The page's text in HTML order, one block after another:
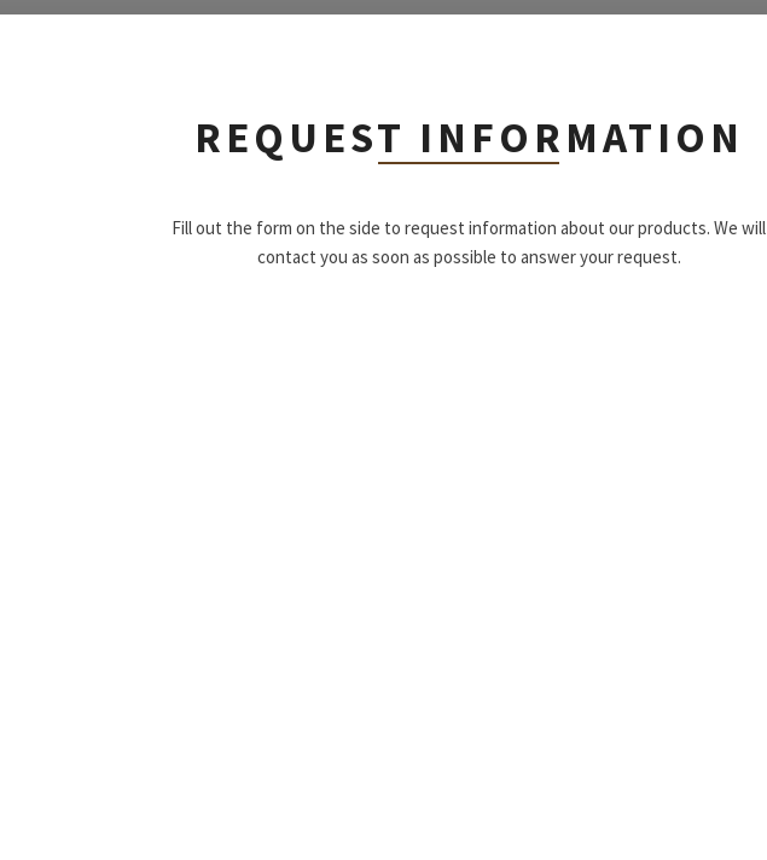
REQUEST INFORMATION
Fill out the form on the side to request information about our products. We will
contact you as soon as possible to answer your request.